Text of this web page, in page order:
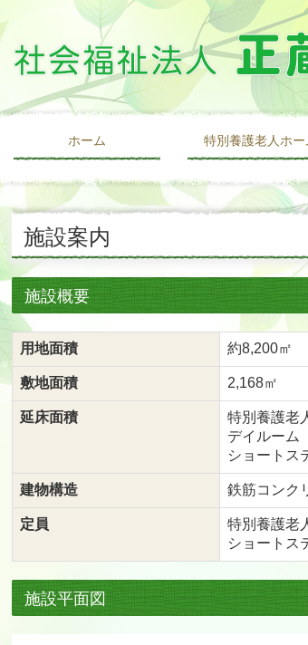
ホーム 特別養護老人ホー
施設案内
施設概要
用地面積 約8,200㎡
敷地面積 2,168㎡
延床面積
特別養護
デイ
ショー
建物構造 鉄筋コンク
定員
特別養護
ショー
施設平面図